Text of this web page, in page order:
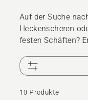
Auf der Suche
Heckenscheren
festen Schäften?
und
privaten oder
10 Produkte